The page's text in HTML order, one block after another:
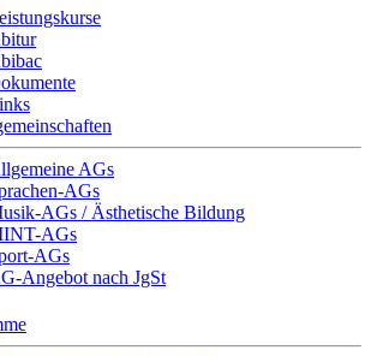
AGs
AGs
AGs / Ästhetische Bildung
AGs
AGs
Angebot nach JgSt